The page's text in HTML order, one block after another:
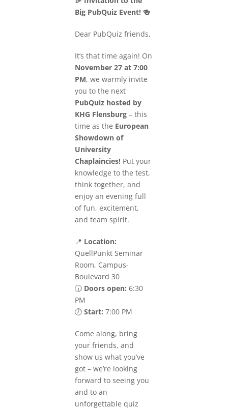
Big PubQuiz Event! 🍻
Dear PubQuiz friends,
It’s that time again! On
November 27 at 7:00
PM, we warmly invite
you to the next
PubQuiz hosted by
KHG Flensburg – this
time as the European
Showdown of
University
Chaplaincies! Put your
knowledge to the test,
think together, and
enjoy an evening full
of fun, excitement,
and team spirit.
📍 Location:
QuellPunkt Seminar
Room, Campus-
Boulevard 30
🕡 Doors open: 6:30
PM
🕖 Start: 7:00 PM
Come along, bring
your friends, and
show us what you’ve
got – we’re looking
forward to seeing you
and to an
unforgettable quiz